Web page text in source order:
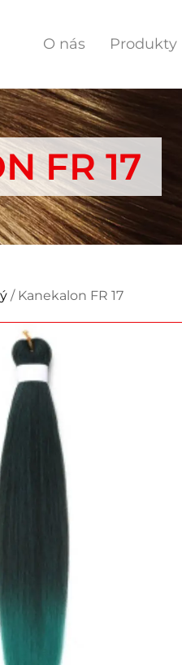
O nás Produkty
FR 17
/ Kanekalon FR 17